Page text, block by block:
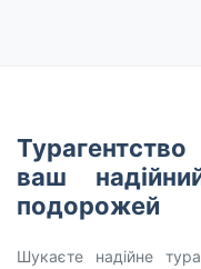
ваш
подорожей
Шукаєте надійне